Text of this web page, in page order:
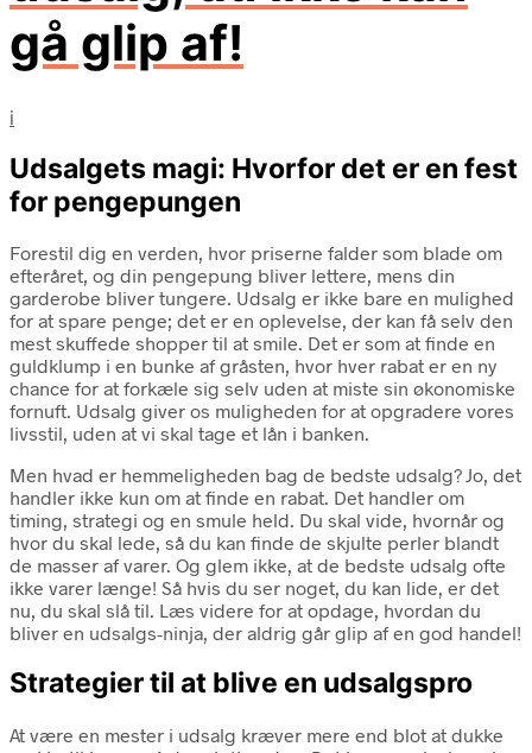
gå glip af!
i
Udsalgets magi: Hvorfor det er en fest
for pengepungen
Forestil dig en verden, hvor priserne falder som blade om
efteråret, og din pengepung bliver lettere, mens din
garderobe bliver tungere. Udsalg er ikke bare en mulighed
for at spare penge; det er en oplevelse, der kan få selv den
mest skuffede shopper til at smile. Det er som at finde en
guldklump i en bunke af gråsten, hvor hver rabat er en ny
chance for at forkæle sig selv uden at miste sin økonomiske
fornuft. Udsalg giver os muligheden for at opgradere vores
livsstil, uden at vi skal tage et lån i banken.
Men hvad er hemmeligheden bag de bedste udsalg? Jo, det
handler ikke kun om at finde en rabat. Det handler om
timing, strategi og en smule held. Du skal vide, hvornår og
hvor du skal lede, så du kan finde de skjulte perler blandt
de masser af varer. Og glem ikke, at de bedste udsalg ofte
ikke varer længe! Så hvis du ser noget, du kan lide, er det
nu, du skal slå til. Læs videre for at opdage, hvordan du
bliver en udsalgs-ninja, der aldrig går glip af en god handel!
Strategier til at blive en udsalgspro
At være en mester i udsalg kræver mere end blot at dukke